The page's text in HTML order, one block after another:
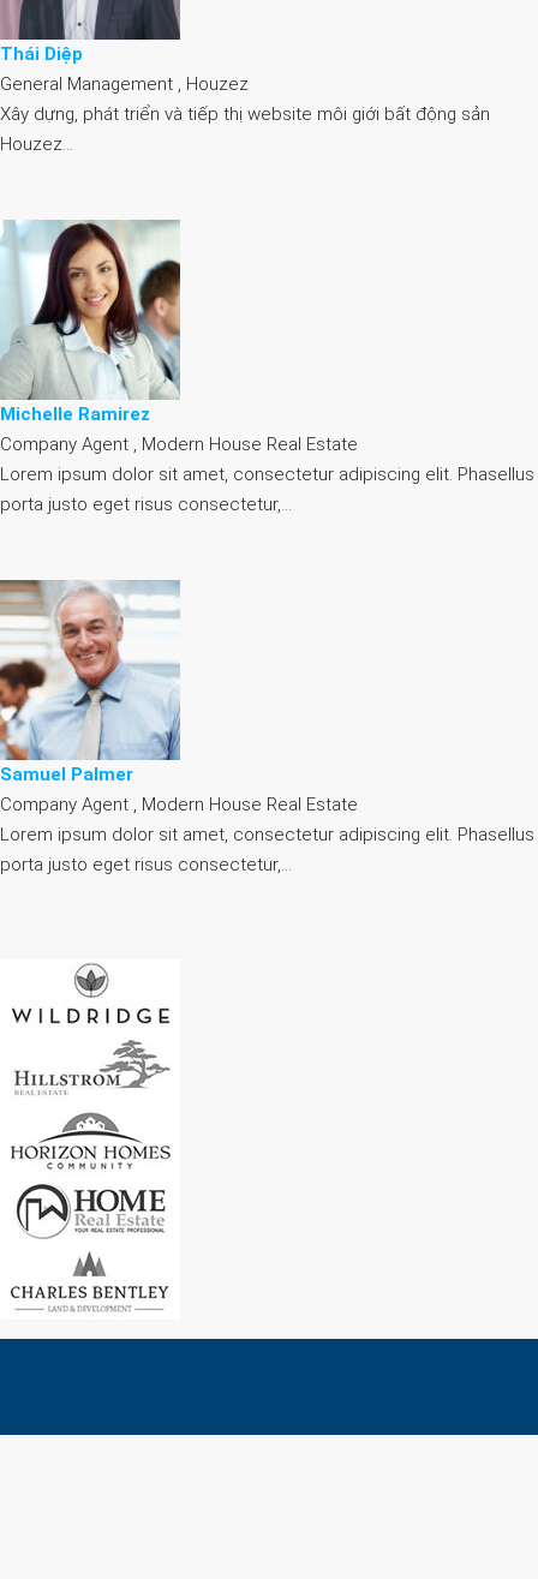
Thái Diệp
General Management , Houzez
Xây dựng, phát triển và tiếp thị website môi giới bất động sản
Houzez…
Michelle Ramirez
Company Agent , Modern House Real Estate
Lorem ipsum dolor sit amet, consectetur adipiscing elit. Phasellus
porta justo eget risus consectetur,…
Samuel Palmer
Company Agent , Modern House Real Estate
Lorem ipsum dolor sit amet, consectetur adipiscing elit. Phasellus
porta justo eget risus consectetur,…